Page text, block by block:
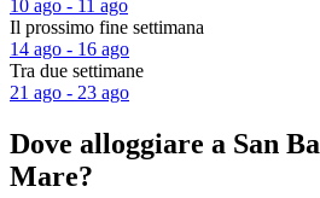
10 ago - 11 ago
Il prossimo fine settimana
14 ago - 16 ago
Tra due settimane
21 ago - 23 ago
Dove alloggiare a San
Mare?